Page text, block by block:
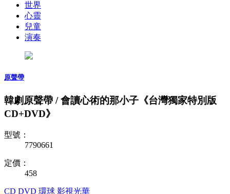
世界
心靈
兒童
演奏
原聲帶
韓劇原聲帶 / 會讀心術的那小子《台灣獨家特別版
CD+DVD》
型號：
7790661
定價：
458
CD DVD 環球 影視光華